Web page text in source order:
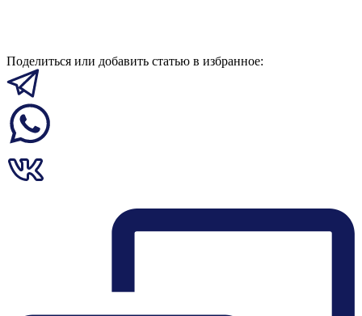
Поделиться или добавить статью в избранное: